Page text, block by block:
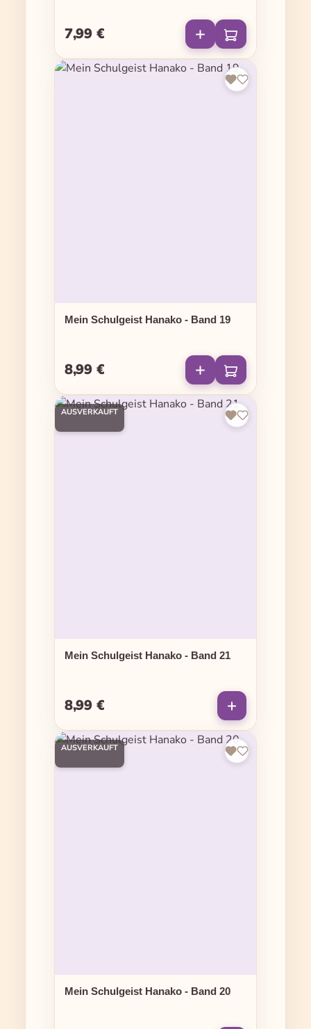
Regulärer Preis:
7,99 €
Mein Schulgeist Hanako - Band 19
Regulärer Preis:
8,99 €
AUSVERKAUFT
Mein Schulgeist Hanako - Band 21
Regulärer Preis:
8,99 €
AUSVERKAUFT
Mein Schulgeist Hanako - Band 20